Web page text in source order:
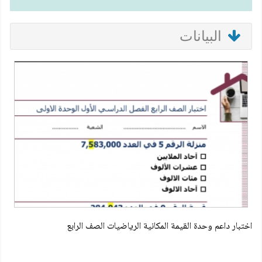
البيانات
اختبار داعم وحدة القيمة المكانية الرياضيات الصف الرابع